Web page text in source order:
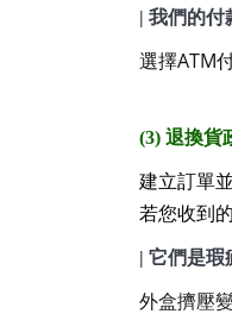
| 我們的付
選擇ATM
(3) 退換貨
建立訂單
若您收到
| 它們是瑕
外盒擠壓